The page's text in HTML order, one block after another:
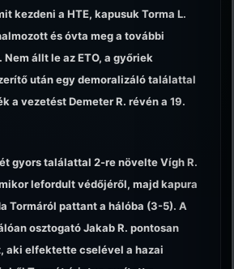
kezdeni a HTE, kapusuk Torma L.
és óvta meg a további
állt le az ETO, a győriek
után egy demoralizáló találattal
a vezetést Demeter R. révén a 19.
gyors találattal 2-re növelte Vígh R.
lefordult védőjéről, majd kapura
Tormáról pattant a hálóba (3-5). A
osztogató Jakab R. pontosan
aki elfektette cselével a hazai